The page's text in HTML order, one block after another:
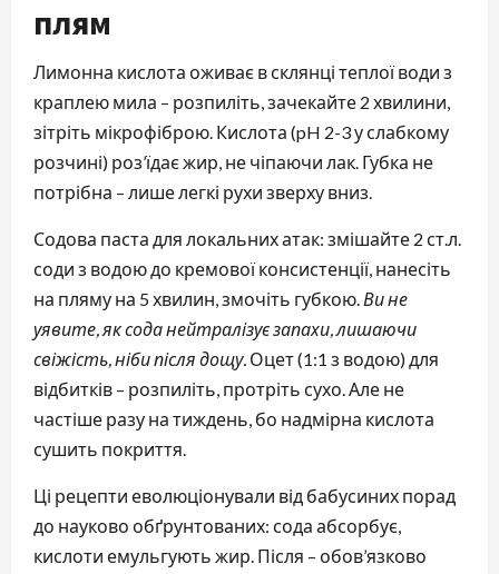
плям
Лимонна кислота оживає в склянці теплої води з
краплею мила – розпиліть, зачекайте 2 хвилини,
зітріть мікрофіброю. Кислота (pH 2-3 у слабкому
розчині) роз’їдає жир, не чіпаючи лак. Губка не
потрібна – лише легкі рухи зверху вниз.
Содова паста для локальних атак: змішайте 2 ст.л.
соди з водою до кремової консистенції, нанесіть
на пляму на 5 хвилин, змочіть губкою. Ви не
уявите, як сода нейтралізує запахи, лишаючи
свіжість, ніби після дощу. Оцет (1:1 з водою) для
відбитків – розпиліть, протріть сухо. Але не
частіше разу на тиждень, бо надмірна кислота
сушить покриття.
Ці рецепти еволюціонували від бабусиних порад
до науково обґрунтованих: сода абсорбує,
кислоти емульгують жир. Після – обов’язково